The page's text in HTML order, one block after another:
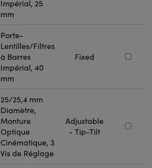
Impérial, 25
mm
Porte-
Lentilles/Filtres
à Barres
Impérial, 40
mm
Fixed
25/25,4 mm
Diamètre,
Monture
Optique
Cinématique, 3
Vis de Réglage
Adjustable
- Tip-Tilt